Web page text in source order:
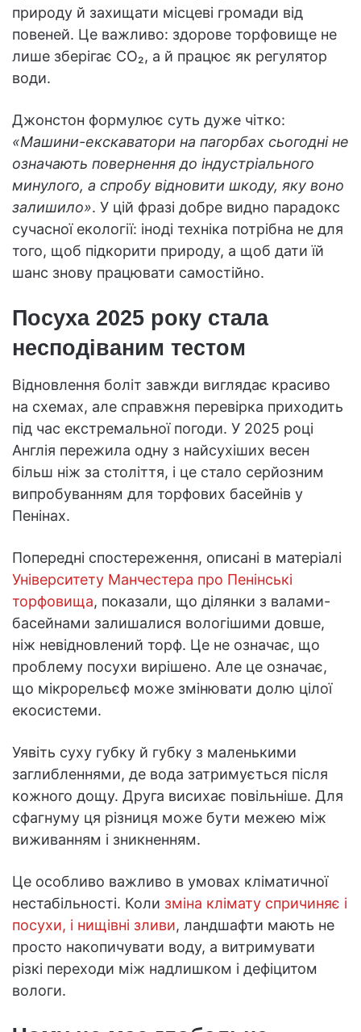
природу й захищати місцеві громади від
повеней. Це важливо: здорове торфовище не
лише зберігає CO₂, а й працює як регулятор
води.
Джонстон формулює суть дуже чітко:
«Машини-екскаватори на пагорбах сьогодні не
означають повернення до індустріального
минулого, а спробу відновити шкоду, яку воно
залишило». У цій фразі добре видно парадокс
сучасної екології: іноді техніка потрібна не для
того, щоб підкорити природу, а щоб дати їй
шанс знову працювати самостійно.
Посуха 2025 року стала
несподіваним тестом
Відновлення боліт завжди виглядає красиво
на схемах, але справжня перевірка приходить
під час екстремальної погоди. У 2025 році
Англія пережила одну з найсухіших весен
більш ніж за століття, і це стало серйозним
випробуванням для торфових басейнів у
Пенінах.
Попередні спостереження, описані в матеріалі
Університету Манчестера про Пенінські
торфовища, показали, що ділянки з валами-
басейнами залишалися вологішими довше,
ніж невідновлений торф. Це не означає, що
проблему посухи вирішено. Але це означає,
що мікрорельєф може змінювати долю цілої
екосистеми.
Уявіть суху губку й губку з маленькими
заглибленнями, де вода затримується після
кожного дощу. Друга висихає повільніше. Для
сфагнуму ця різниця може бути межею між
виживанням і зникненням.
Це особливо важливо в умовах кліматичної
нестабільності. Коли зміна клімату спричиняє і
посухи, і нищівні зливи, ландшафти мають не
просто накопичувати воду, а витримувати
різкі переходи між надлишком і дефіцитом
вологи.